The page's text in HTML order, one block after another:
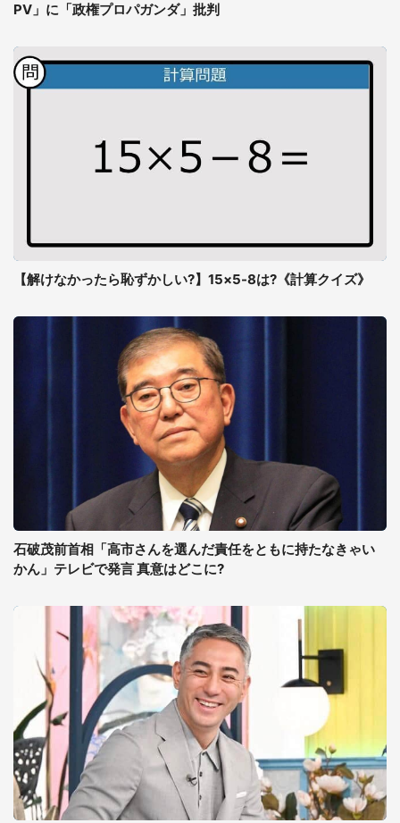
PV」に「政権プロパガンダ」批判
【解けなかったら恥ずかしい?】15×5-8は?《計算クイズ》
石破茂前首相「高市さんを選んだ責任をともに持たなきゃい
かん」テレビで発言 真意はどこに?